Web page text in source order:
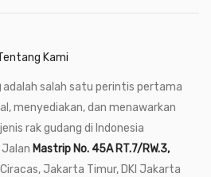
Kami
adalah salah satu perintis pertama
menyediakan, dan menawarkan
rak gudang di Indonesia
Mastrip No. 45A RT.7/RW.3,
Ciracas, Jakarta Timur, DKI Jakarta